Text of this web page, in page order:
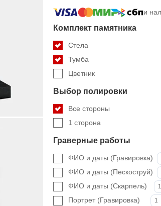
и
Комплект памятника
Стела
Тумба
Цветник
Выбор полировки
Все стороны
1 сторона
Граверные работы
ФИО и даты (Гравировка)
ФИО и даты (Пескоструй)
ФИО и даты (Скарпель)
1
Портрет (Гравировка)
1